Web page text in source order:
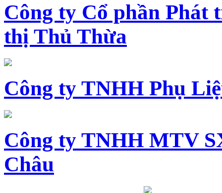
Công ty Cổ phần Phát
thị Thủ Thừa
Công ty TNHH Phụ
Công ty TNHH MTV
Châu